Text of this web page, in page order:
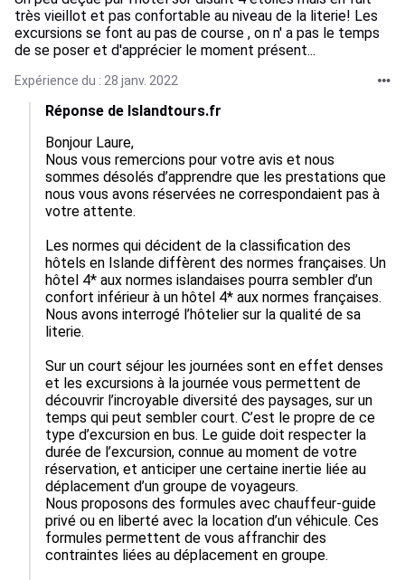
très vieillot et pas confortable au niveau de la literie! Les
excursions se font au pas de course , on n' a pas le temps
de se poser et d'apprécier le moment présent...
Expérience du : 28 janv. 2022
Réponse de Islandtours.fr
Bonjour Laure,
Nous vous remercions pour votre avis et nous
sommes désolés d’apprendre que les prestations que
nous vous avons réservées ne correspondaient pas à
votre attente.
Les normes qui décident de la classification des
hôtels en Islande diffèrent des normes françaises. Un
hôtel 4* aux normes islandaises pourra sembler d’un
confort inférieur à un hôtel 4* aux normes françaises.
Nous avons interrogé l’hôtelier sur la qualité de sa
literie.
Sur un court séjour les journées sont en effet denses
et les excursions à la journée vous permettent de
découvrir l’incroyable diversité des paysages, sur un
temps qui peut sembler court. C’est le propre de ce
type d’excursion en bus. Le guide doit respecter la
durée de l’excursion, connue au moment de votre
réservation, et anticiper une certaine inertie liée au
déplacement d’un groupe de voyageurs.
Nous proposons des formules avec chauffeur-guide
privé ou en liberté avec la location d’un véhicule. Ces
formules permettent de vous affranchir des
contraintes liées au déplacement en groupe.